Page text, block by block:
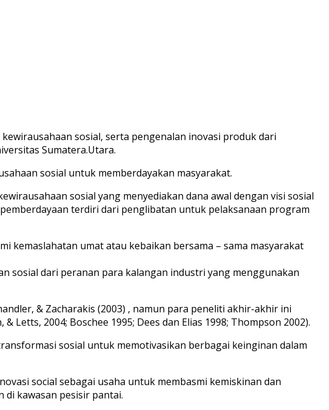
sosial, serta pengenalan inovasi produk dari
Sumatera.Utara.
sosial untuk memberdayakan masyarakat.
sosial yang menyediakan dana awal dengan visi sosial
terdiri dari penglibatan untuk pelaksanaan program
kemaslahatan umat atau kebaikan bersama – sama masyarakat
sosial dari peranan para kalangan industri yang menggunakan
& Zacharakis (2003) , namun para peneliti akhir-akhir ini
2004; Boschee 1995; Dees dan Elias 1998; Thompson 2002).
sosial untuk memotivasikan berbagai keinginan dalam
social sebagai usaha untuk membasmi kemiskinan dan
di kawasan pesisir pantai.